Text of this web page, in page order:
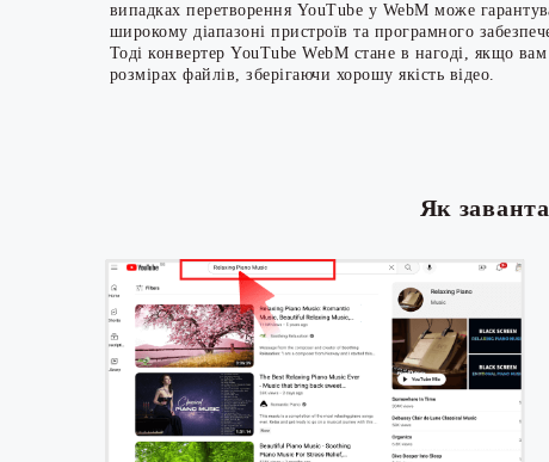
випадках перетворення YouTube у WebM може
широкому діапазоні пристроїв та програмного
Тоді конвертер YouTube WebM стане в нагоді, якщо
розмірах файлів, зберігаючи хорошу якість відео.
Як